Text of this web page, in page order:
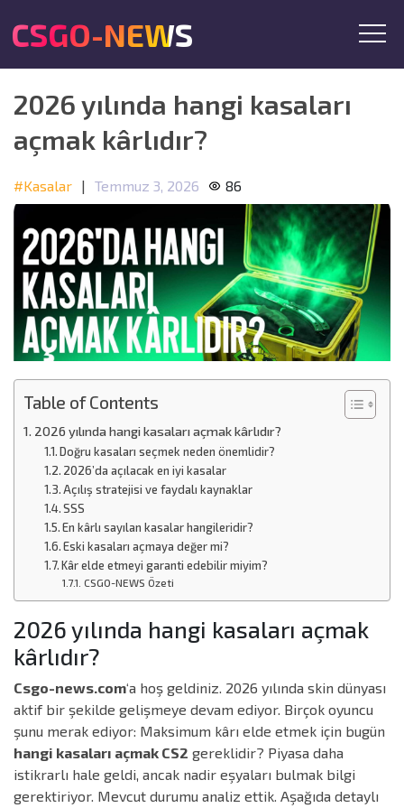
CSGO-NEWS
2026 yılında hangi kasaları
açmak kârlıdır?
#Kasalar | Temmuz 3, 2026 86
Table of Contents
2026 yılında hangi kasaları açmak kârlıdır?
Doğru kasaları seçmek neden önemlidir?
2026’da açılacak en iyi kasalar
Açılış stratejisi ve faydalı kaynaklar
SSS
En kârlı sayılan kasalar hangileridir?
Eski kasaları açmaya değer mi?
Kâr elde etmeyi garanti edebilir miyim?
CSGO-NEWS Özeti
2026 yılında hangi kasaları açmak
kârlıdır?
Csgo-news.com‘a hoş geldiniz. 2026 yılında skin dünyası
aktif bir şekilde gelişmeye devam ediyor. Birçok oyuncu
şunu merak ediyor: Maksimum kârı elde etmek için bugün
hangi kasaları açmak CS2 gereklidir? Piyasa daha
istikrarlı hale geldi, ancak nadir eşyaları bulmak bilgi
gerektiriyor. Mevcut durumu analiz ettik. Aşağıda detaylı